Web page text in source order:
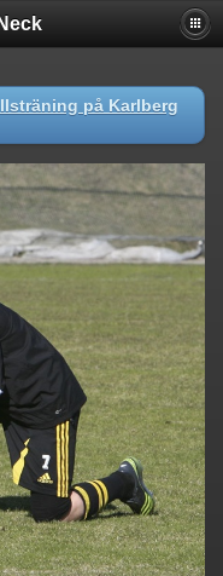
på Karlberg